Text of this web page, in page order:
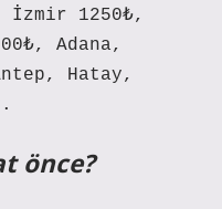
1250₺,
Adana,
Hatay,
önce?